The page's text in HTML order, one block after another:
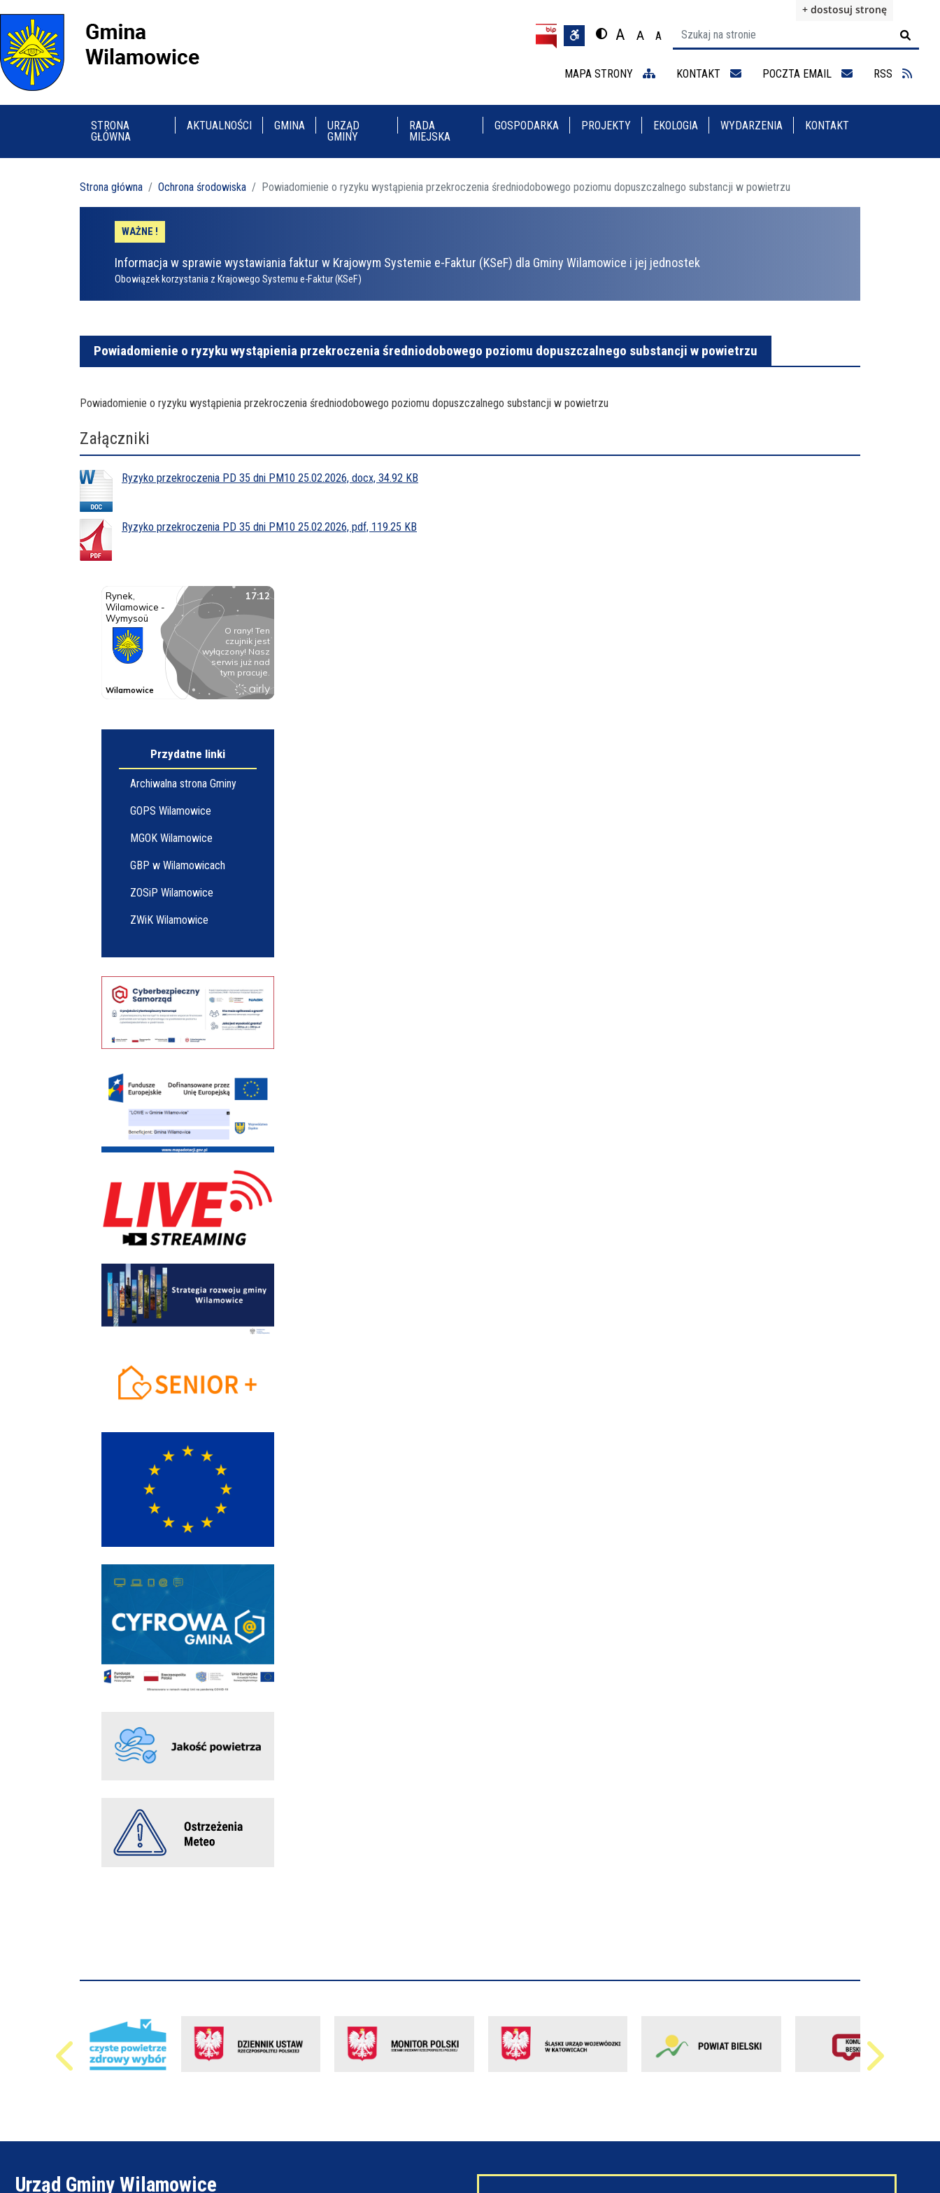
+ dostosuj stronę
Przełącz na motyw wysokiej widoczności
A
A
Ustaw rozmiar czcionki na 125%
A
Ustaw rozmiar czcionki na 100%

MAPA STRONY KONTAKT POCZTA EMAIL RSS
STRONA
GŁÓWNA
AKTUALNOŚCI GMINA
URZĄD
GMINY
RADA
MIEJSKA
GOSPODARKA PROJEKTY EKOLOGIA WYDARZENIA KONTAKT
Strona główna Ochrona środowiska Powiadomienie o ryzyku wystąpienia przekroczenia średniodobowego poziomu dopuszczalnego substancji w powietrzu
WAŻNE !
Informacja w sprawie wystawiania faktur w Krajowym Systemie e-Faktur (KSeF) dla Gminy Wilamowice i jej jednostek
Obowiązek korzystania z Krajowego Systemu e-Faktur (KSeF)
Powiadomienie o ryzyku wystąpienia przekroczenia średniodobowego poziomu dopuszczalnego substancji w powietrzu
Powiadomienie o ryzyku wystąpienia przekroczenia średniodobowego poziomu dopuszczalnego substancji w powietrzu
Załączniki
Ryzyko przekroczenia PD 35 dni PM10 25.02.2026, docx, 34.92 KB
Ryzyko przekroczenia PD 35 dni PM10 25.02.2026, pdf, 119.25 KB
Przydatne linki
Archiwalna strona Gminy
GOPS Wilamowice
MGOK Wilamowice
GBP w Wilamowicach
ZOSiP Wilamowice
ZWiK Wilamowice
Urząd Gminy Wilamowice